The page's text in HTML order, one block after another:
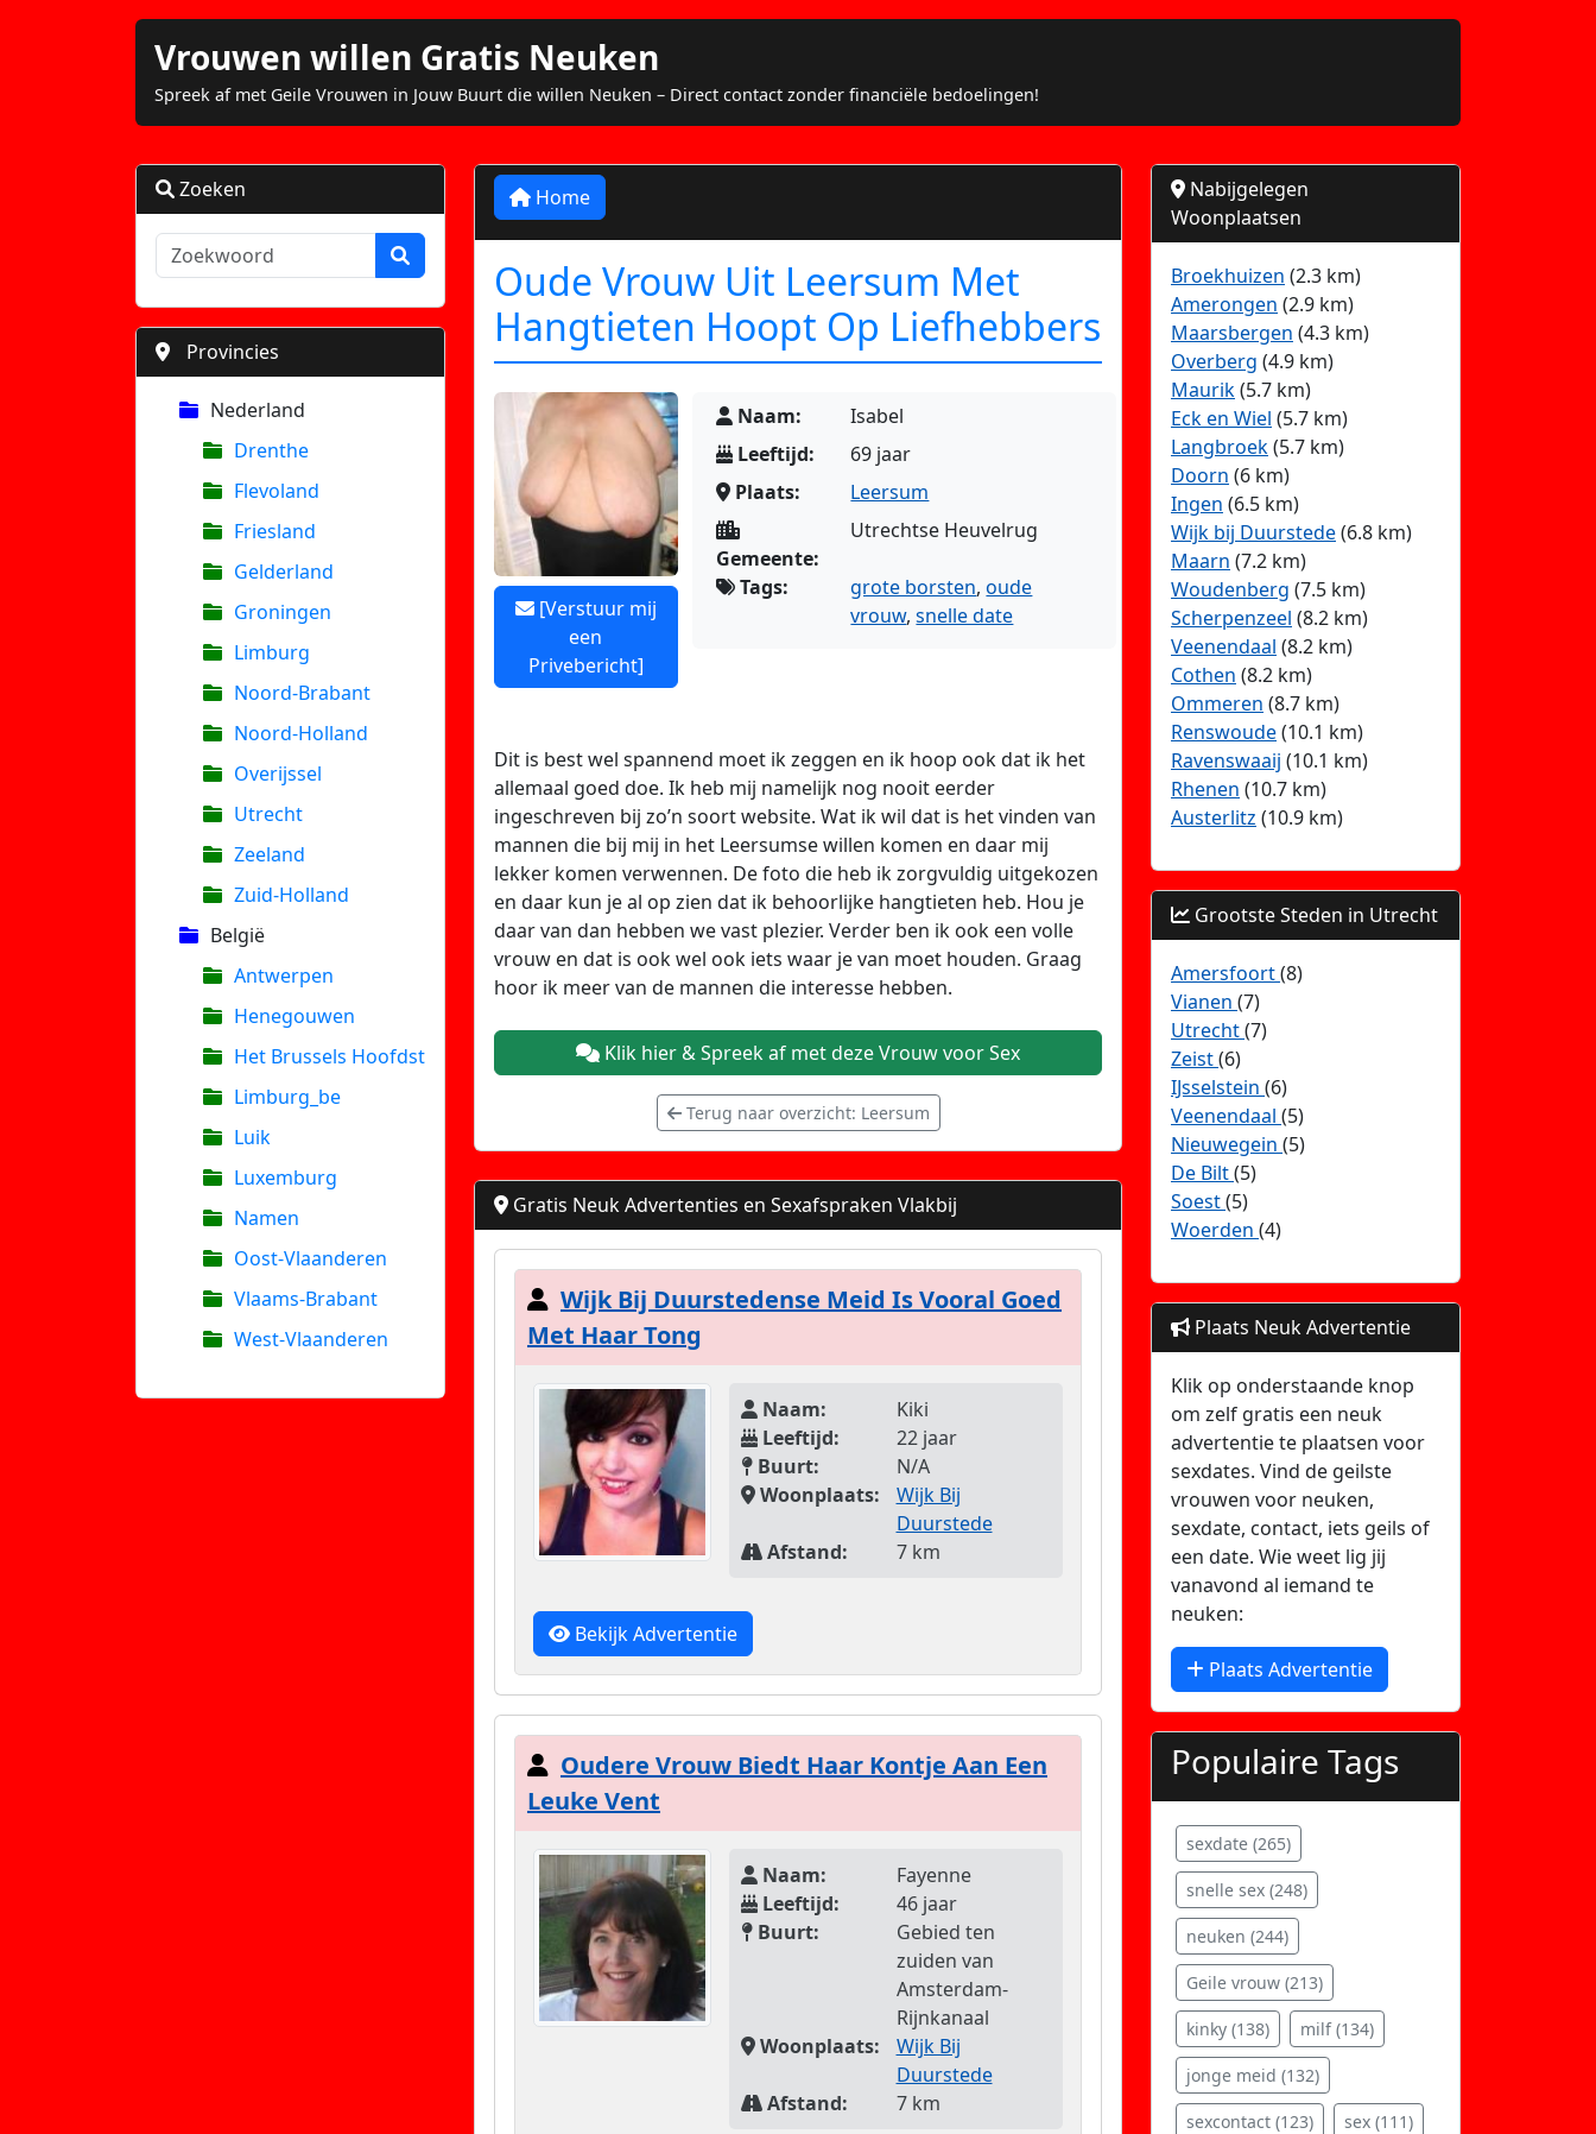
Vrouwen willen Gratis Neuken
Spreek af met Geile Vrouwen in Jouw Buurt die willen Neuken – Direct contact zonder financiële bedoelingen!
Zoeken
Provincies
Nederland
Drenthe
Flevoland
Friesland
Gelderland
Groningen
Limburg
Noord-Brabant
Noord-Holland
Overijssel
Utrecht
Zeeland
Zuid-Holland
België
Antwerpen
Henegouwen
Het Brussels Hoofdst
Limburg_be
Luik
Luxemburg
Namen
Oost-Vlaanderen
Vlaams-Brabant
West-Vlaanderen
Home
Oude Vrouw Uit Leersum Met
Hangtieten Hoopt Op Liefhebbers
[Verstuur mij
een
Privebericht]
Naam:
Isabel
Leeftijd:
69 jaar
Plaats:
Leersum
Gemeente:
Utrechtse Heuvelrug
Tags: grote borsten,oude
vrouw,snelle date
Dit is best wel spannend moet ik zeggen en ik hoop ook dat ik het
allemaal goed doe. Ik heb mij namelijk nog nooit eerder
ingeschreven bij zo’n soort website. Wat ik wil dat is het vinden van
mannen die bij mij in het Leersumse willen komen en daar mij
lekker komen verwennen. De foto die heb ik zorgvuldig uitgekozen
en daar kun je al op zien dat ik behoorlijke hangtieten heb. Hou je
daar van dan hebben we vast plezier. Verder ben ik ook een volle
vrouw en dat is ook wel ook iets waar je van moet houden. Graag
hoor ik meer van de mannen die interesse hebben.
Klik hier & Spreek af met deze Vrouw voor Sex
Terug naar overzicht: Leersum
Gratis Neuk Advertenties en Sexafspraken Vlakbij
Wijk Bij Duurstedense Meid Is Vooral Goed
Met Haar Tong
Naam:
Kiki
Leeftijd:
22 jaar
Buurt:
N/A
Woonplaats:
Wijk Bij
Duurstede
Afstand:
7 km
Bekijk Advertentie
Oudere Vrouw Biedt Haar Kontje Aan Een
Leuke Vent
Naam:
Fayenne
Leeftijd:
46 jaar
Buurt:
Gebied ten
zuiden van
Amsterdam-
Rijnkanaal
Woonplaats:
Wijk Bij
Duurstede
Afstand:
7 km
Nabijgelegen
Woonplaatsen
Broekhuizen (2.3 km)
Amerongen (2.9 km)
Maarsbergen (4.3 km)
Overberg (4.9 km)
Maurik(5.7 km)
Eck en Wiel (5.7 km)
Langbroek(5.7 km)
Doorn (6 km)
Ingen (6.5 km)
Wijk bij Duurstede(6.8 km)
Maarn (7.2 km)
Woudenberg (7.5 km)
Scherpenzeel (8.2 km)
Veenendaal (8.2 km)
Cothen (8.2 km)
Ommeren (8.7 km)
Renswoude(10.1 km)
Ravenswaaij (10.1 km)
Rhenen (10.7 km)
Austerlitz (10.9 km)
Grootste Steden in Utrecht
Amersfoort(8)
Vianen (7)
Utrecht(7)
Zeist(6)
IJsselstein (6)
Veenendaal (5)
Nieuwegein (5)
De Bilt(5)
Soest(5)
Woerden (4)
Plaats Neuk Advertentie
Klik op onderstaande knop
om zelf gratis een neuk
advertentie te plaatsen voor
sexdates. Vind de geilste
vrouwen voor neuken,
sexdate, contact, iets geils of
een date. Wie weet lig jij
vanavond al iemand te
neuken:
Plaats Advertentie
Populaire Tags
sexdate (265)
snelle sex (248)
neuken (244)
Geile vrouw (213)
kinky (138) milf (134)
jonge meid (132)
sexcontact (123) sex (111)